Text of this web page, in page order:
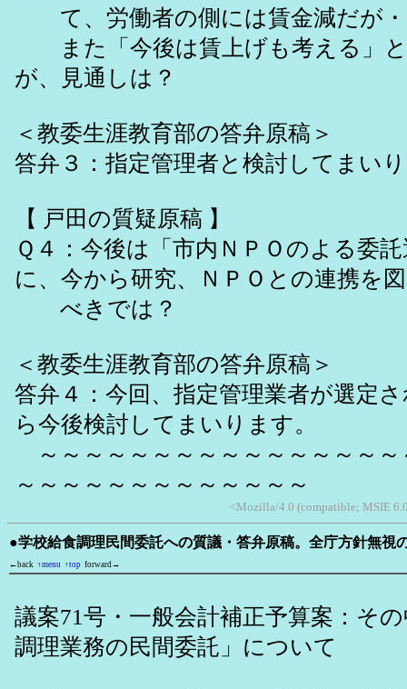
て、労働者の側には賃金減だが・
また「今後は賃上げも考える」
が、見通しは？
＜教委生涯教育部の答弁原稿＞
答弁３：指定管理者と検討してまい
【 戸田の質疑原稿 】
Ｑ４：今後は「市内ＮＰＯのよる委
に、今から研究、ＮＰＯとの連携を
べきでは？
＜教委生涯教育部の答弁原稿＞
答弁４：今回、指定管理業者が選定
ら今後検討してまいります。
～～～～～～～～～～～～～～～～
～～～～～～～～～～～～～
<Mozilla/4.0 (compatible; MSIE
●学校給食調理民間委託への質議・答弁原稿。全庁方針無視
←back ↑menu ↑top forward→
議案71号・一般会計補正予算案：そ
調理業務の民間委託」について